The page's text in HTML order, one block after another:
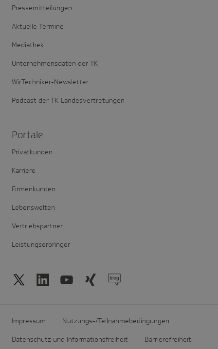
Pressemitteilungen
Aktuelle Termine
Mediathek
Unternehmensdaten der TK
WirTechniker-Newsletter
Podcast der TK-Landesvertretungen
Portale
Privatkunden
Karriere
Firmenkunden
Lebenswelten
Vertriebspartner
Leistungserbringer
Impressum Nutzungs-/Teilnahmebedingungen
Datenschutz und Informationsfreiheit Barrierefreiheit